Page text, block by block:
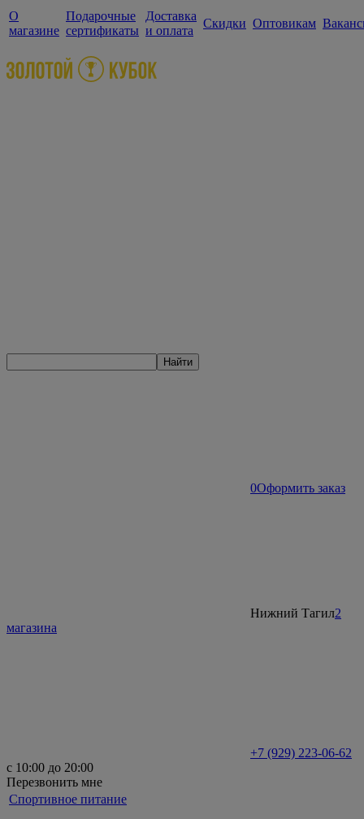
О
магазине
Подарочные
сертификаты
Доставка
и оплата
Скидки Оптовикам
Найти
0Оформить заказ
Нижний Тагил2
магазина
+7 (929) 223-06-62
с 10:00 до 20:00
Перезвонить мне
Спортивное питание